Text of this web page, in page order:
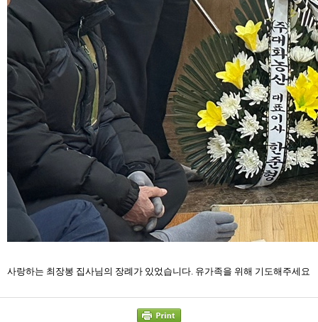
사랑하는 최장봉 집사님의 장례가 있었습니다. 유가족을 위해 기도해주세요